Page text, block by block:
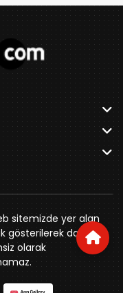
Apt. Kat:3 D:7
sitemizde yer alan
gösterilerek dahi
olarak